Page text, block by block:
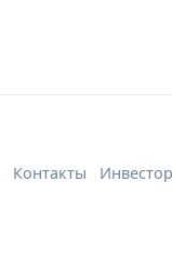
Контакты